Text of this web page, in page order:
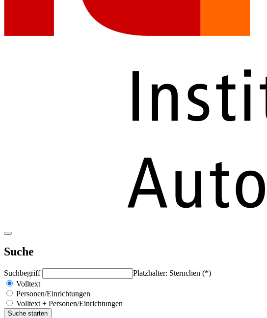
Suche
Suchbegriff
Platzhalter: Sternchen (*)
Volltext
Personen/Einrichtungen
Volltext + Personen/Einrichtungen